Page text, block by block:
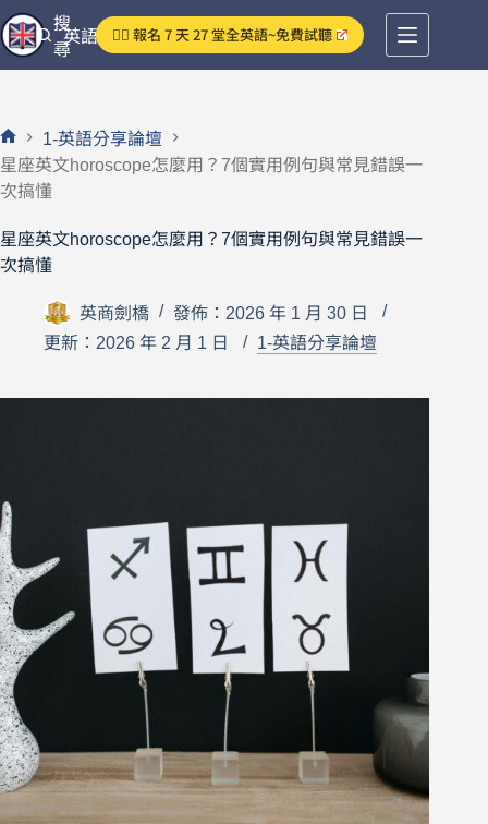
跳
至
主
容
英語分享論壇
搜
尋
👉🏻 報名 7 天 27 堂全英語~免費試聽
首
頁
1-英語分享論壇
星座英文horoscope怎麼用？7個實用例句與常見錯誤一
次搞懂
星座英文horoscope怎麼用？7個實用例句與常見錯誤一
次搞懂
英商劍橋
發佈：2026 年 1 月 30 日
更新：2026 年 2 月 1 日
1-英語分享論壇